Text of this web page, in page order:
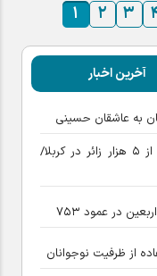
۱ ۲ ۳
آخرین اخبار
به عاشقان حسینی
میزبانی موکب حضرت زهرا (س) اصفهان از ۵ هزار زائر در کربلا/
از ظرفیت نوجوانان